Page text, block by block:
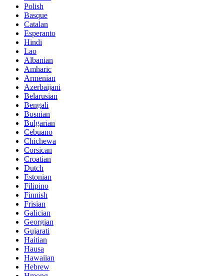
Polish
Basque
Catalan
Esperanto
Hindi
Lao
Albanian
Amharic
Armenian
Azerbaijani
Belarusian
Bengali
Bosnian
Bulgarian
Cebuano
Chichewa
Corsican
Croatian
Dutch
Estonian
Filipino
Finnish
Frisian
Galician
Georgian
Gujarati
Haitian
Hausa
Hawaiian
Hebrew